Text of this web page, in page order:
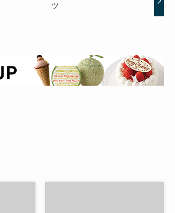
ツ